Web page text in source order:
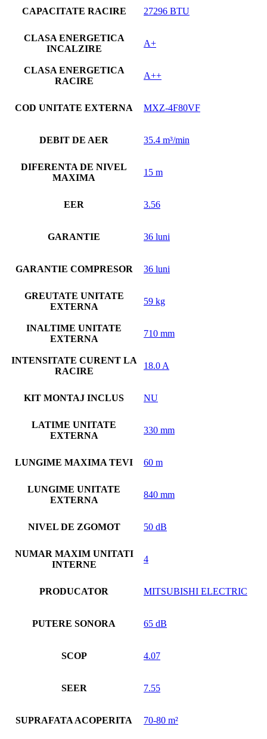
CAPACITATE RACIRE 27296 BTU
CLASA ENERGETICA
INCALZIRE
A+
CLASA ENERGETICA
RACIRE
A++
COD UNITATE EXTERNA MXZ-4F80VF
DEBIT DE AER 35.4 m³/min
DIFERENTA DE NIVEL
MAXIMA
15 m
EER 3.56
GARANTIE 36 luni
GARANTIE COMPRESOR 36 luni
GREUTATE UNITATE
EXTERNA
59 kg
INALTIME UNITATE
EXTERNA
710 mm
INTENSITATE CURENT LA
RACIRE
18.0 A
KIT MONTAJ INCLUS NU
LATIME UNITATE
EXTERNA
330 mm
LUNGIME MAXIMA TEVI 60 m
LUNGIME UNITATE
EXTERNA
840 mm
NIVEL DE ZGOMOT 50 dB
NUMAR MAXIM UNITATI
INTERNE
4
PRODUCATOR MITSUBISHI ELECTRIC
PUTERE SONORA 65 dB
SCOP 4.07
SEER 7.55
SUPRAFATA ACOPERITA 70-80 m²